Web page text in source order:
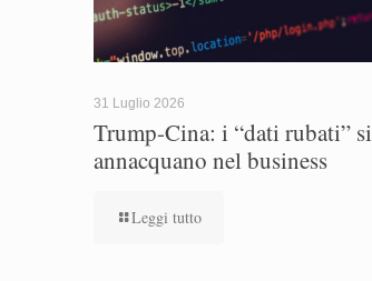
31 Luglio 2026
Trump-Cina: i “dati rubati” si
annacquano nel business
Leggi tutto